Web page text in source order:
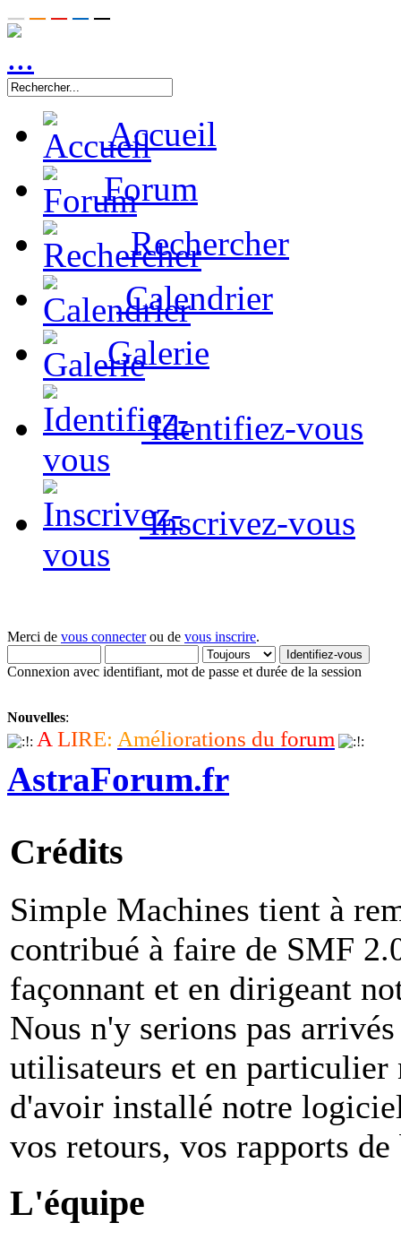
Accueil
Forum
Rechercher
Calendrier
Galerie
Identifiez-vous
Inscrivez-vous
Merci de vous connecterou de vous inscrire.
Connexion avec identifiant, mot de passe et durée de la session
Nouvelles:
A LIRE: Améliorations du forum
AstraForum.fr
Crédits
Simple Machines tient à
contribué à faire de SMF
façonnant et en dirigeant
Nous n'y serions pas
utilisateurs et en
d'avoir installé notre
vos retours, vos rapports
L'équipe